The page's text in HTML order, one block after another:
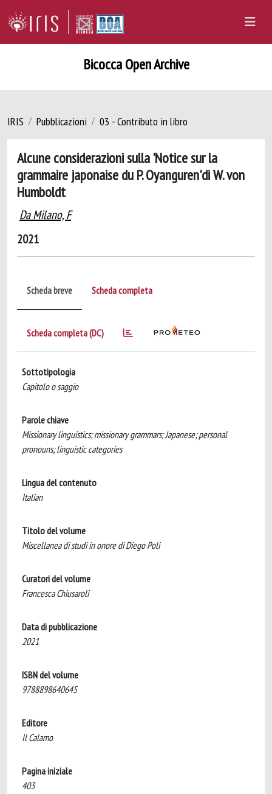
Bicocca Open Archive
IRIS Pubblicazioni 03 - Contributo in libro
Alcune considerazioni sulla 'Notice sur la
grammaire japonaise du P. Oyanguren'di W. von
Humboldt
Da Milano, F
2021
Scheda breve Scheda completa
Scheda completa (DC)
Sottotipologia
Capitolo o saggio
Parole chiave
Missionary linguistics; missionary grammars; Japanese; personal
pronouns; linguistic categories
Lingua del contenuto
Italian
Titolo del volume
Miscellanea di studi in onore di Diego Poli
Curatori del volume
Francesca Chiusaroli
Data di pubblicazione
2021
ISBN del volume
9788898640645
Editore
Il Calamo
Pagina iniziale
403